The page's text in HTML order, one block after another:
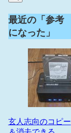
最近の「参考
になった」
玄人志向のコピー